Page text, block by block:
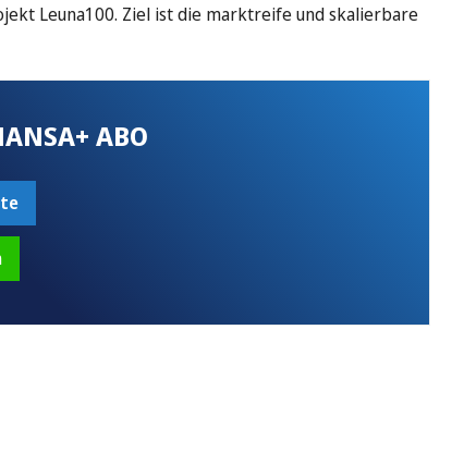
Leuna100. Ziel ist die marktreife und skalierbare
ABO